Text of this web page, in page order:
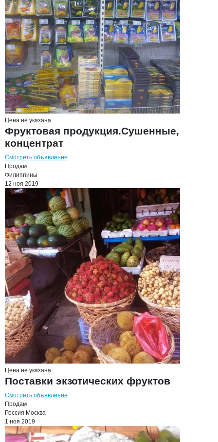
Цена не указана
Фруктовая продукция.Сушенные,
концентрат
Смотреть объявление
Продам
Филиппины
12 ноя 2019
Цена не указана
Поставки экзотических фруктов
Смотреть объявление
Продам
Россия Москва
1 ноя 2019